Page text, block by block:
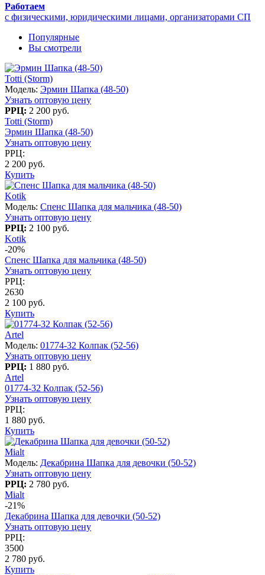
Работаем
с физическими, юридическими лицами, организаторами СП
Популярные
Вы смотрели
Totti (Storm)
Модель: Эрмин Шапка (48-50)
Узнать оптовую цену
РРЦ: 2 200 руб.
Totti (Storm)
Эрмин Шапка (48-50)
Узнать оптовую цену
РРЦ:
2 200 руб.
Купить
Kotik
Модель: Спенс Шапка для мальчика (48-50)
Узнать оптовую цену
РРЦ: 2 100 руб.
Kotik
-20%
Спенс Шапка для мальчика (48-50)
Узнать оптовую цену
РРЦ:
2630
2 100 руб.
Купить
Artel
Модель: 01774-32 Колпак (52-56)
Узнать оптовую цену
РРЦ: 1 880 руб.
Artel
01774-32 Колпак (52-56)
Узнать оптовую цену
РРЦ:
1 880 руб.
Купить
Mialt
Модель: Декабрина Шапка для девочки (50-52)
Узнать оптовую цену
РРЦ: 2 780 руб.
Mialt
-21%
Декабрина Шапка для девочки (50-52)
Узнать оптовую цену
РРЦ:
3500
2 780 руб.
Купить